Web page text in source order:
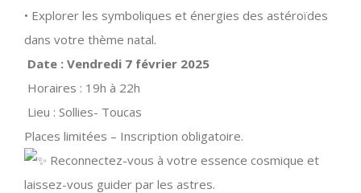
• Explorer les symboliques et énergies des astéroïdes
dans votre thème natal.
Date : Vendredi 7 février 2025
Horaires : 19h à 22h
Lieu : Sollies- Toucas
Places limitées – Inscription obligatoire.
Reconnectez-vous à votre essence cosmique et
laissez-vous guider par les astres.